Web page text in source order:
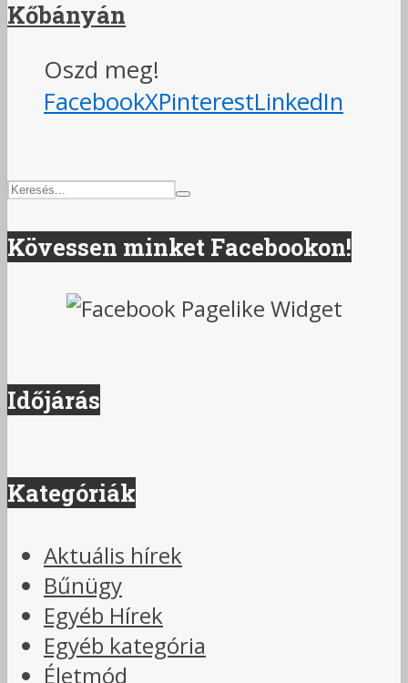
Kőbányán
Oszd meg!
FacebookXPinterestLinkedIn
Kövessen minket Facebookon!
Időjárás
Kategóriák
Aktuális hírek
Bűnügy
Egyéb Hírek
Egyéb kategória
Életmód